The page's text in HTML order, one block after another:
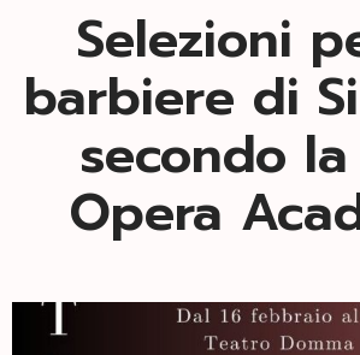
Selezioni
barbiere di
secondo la
Opera